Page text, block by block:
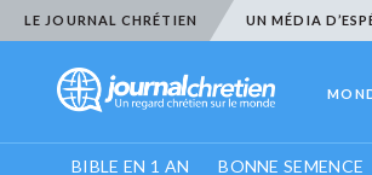
LE JOURNAL CHRÉTIEN UN MÉDIA
BIBLE EN 1 AN BONNE SEMENCE